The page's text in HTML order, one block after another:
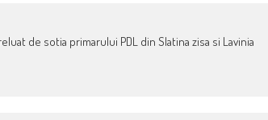
de sotia primarului PDL din Slatina zisa si Lavinia